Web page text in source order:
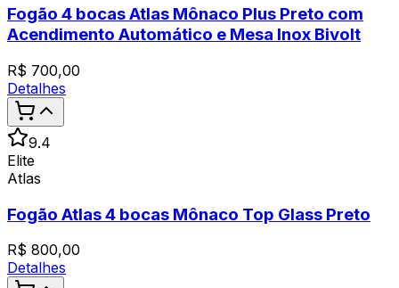
Fogão 4 bocas Atlas Mônaco Plus Preto com
Acendimento Automático e Mesa Inox Bivolt
R$ 700,00
Detalhes
9.4
Elite
Atlas
Fogão Atlas 4 bocas Mônaco Top Glass Preto
R$ 800,00
Detalhes